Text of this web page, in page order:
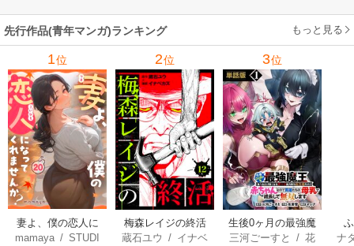
先行作品(青年マンガ)ランキング もっと見る
1位
妻よ、僕の恋人に
なってくれません
mamaya /STUDI
2位
梅森レイジの終活
蔵石ユウ / イナベ
3位
生後0ヶ月の最強魔
王 食べるだけ強
三河ごーすと /花
ナ